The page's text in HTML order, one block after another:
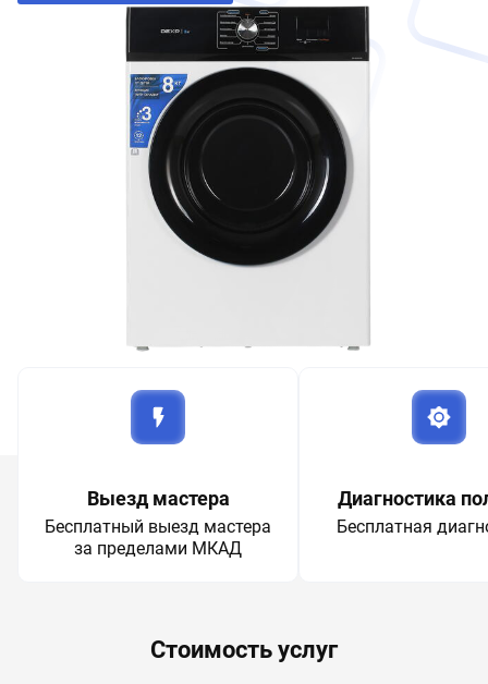
Выезд мастера
Бесплатный выезд мастера
за пределами МКАД
Диагностика
Бесплатная
Стоимость услуг